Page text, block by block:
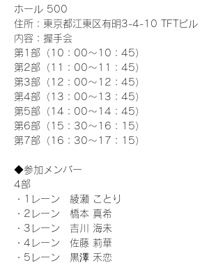
ホール 500
住所：東京都江東区有明3-4-10 TFTビル
内容：握手会
第1部（10：00～10：45）
第2部（11：00～11：45）
第3部（12：00～12：45）
第4部（13：00～13：45）
第5部（14：00～14：45）
第6部（15：30～16：15）
第7部（16：30～17：15）
◆参加メンバー
4部
・1レーン　綾瀬 ことり
・2レーン　橋本 真希
・3レーン　吉川 海未
・4レーン　佐藤 莉華
・5レーン　黒澤 禾恋